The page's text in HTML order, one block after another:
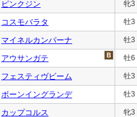
ピンクジン 牝3
コスモバラタ 牡3
マイネルカンパーナ 牡3
アウサンガテ 牡6
フェスティヴビーム 牡3
ボーンイングランデ 牡3
カップコルス 牝3